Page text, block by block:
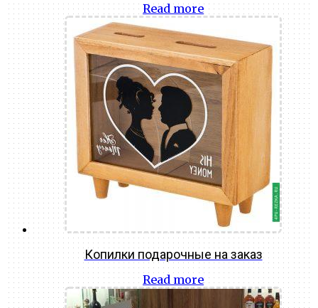
Read more
Копилки подарочные на заказ
Read more